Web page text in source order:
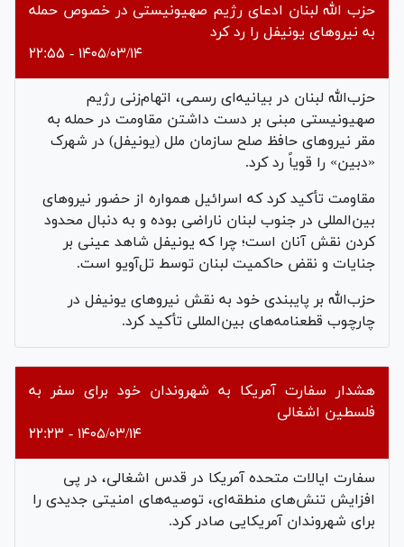
حزب الله لبنان ادعای رژیم صهیونیستی در خصوص حمله
به نیروهای یونیفل را رد کرد
۱۴۰۵/۰۳/۱۴ - ۲۲:۵۵
حزب‌الله لبنان در بیانیه‌ای رسمی، اتهام‌زنی رژیم
صهیونیستی مبنی بر دست داشتن مقاومت در حمله به
مقر نیروهای حافظ صلح سازمان ملل (یونیفل) در شهرک
«دبین» را قویاً رد کرد.
مقاومت تأکید کرد که اسرائیل همواره از حضور نیروهای
بین‌المللی در جنوب لبنان ناراضی بوده و به دنبال محدود
کردن نقش آنان است؛ چرا که یونیفل شاهد عینی بر
جنایات و نقض حاکمیت لبنان توسط تل‌آویو است.
حزب‌الله بر پایبندی خود به نقش نیروهای یونیفل در
چارچوب قطعنامه‌های بین‌المللی تأکید کرد.
هشدار سفارت آمریکا به شهروندان خود برای سفر به
فلسطین اشغالی
۱۴۰۵/۰۳/۱۴ - ۲۲:۲۳
سفارت ایالات متحده آمریکا در قدس اشغالی، در پی
افزایش تنش‌های منطقه‌ای، توصیه‌های امنیتی جدیدی را
برای شهروندان آمریکایی صادر کرد.